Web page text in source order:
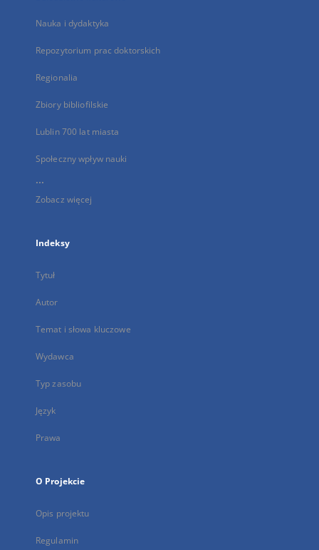
Nauka i dydaktyka
Repozytorium prac doktorskich
Regionalia
Zbiory bibliofilskie
Lublin 700 lat miasta
Społeczny wpływ nauki
...
Zobacz więcej
Indeksy
Tytuł
Autor
Temat i słowa kluczowe
Wydawca
Typ zasobu
Język
Prawa
O Projekcie
Opis projektu
Regulamin